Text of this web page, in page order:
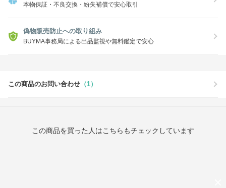
本物保証・不良交換・紛失補償で安心取引
偽物販売防止への取り組み
BUYMA事務局による出品監視や無料鑑定で安心
この商品のお問い合わせ （1）
この商品を買った人はこちらもチェックしています